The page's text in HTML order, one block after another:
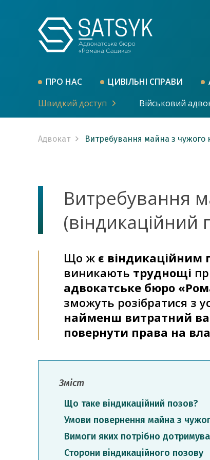
ПРО НАС ЦИВІЛЬНІ СПРАВИ
Швидкий доступ
Військовий
Адвокат Витребування майна з чужого
Витребування
(віндикаційний
Що ж є віндикаційним
виникають труднощі
адвокатське бюро
зможуть розібратися з
найменш витратний
повернути права на
Зміст
Що таке віндикаційний позов?
Умови повернення майна з
Вимоги яких потрібно
Сторони віндикаційного позову